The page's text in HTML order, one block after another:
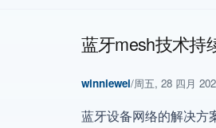
蓝牙mesh技术持
winniewei/周五, 28 四月
蓝牙设备网络的解决方